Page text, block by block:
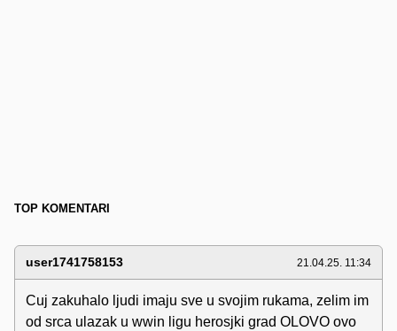
TOP KOMENTARI
user1741758153 21.04.25. 11:34
Cuj zakuhalo ljudi imaju sve u svojim rukama, zelim im
od srca ulazak u wwin ligu herosjki grad OLOVO ovo